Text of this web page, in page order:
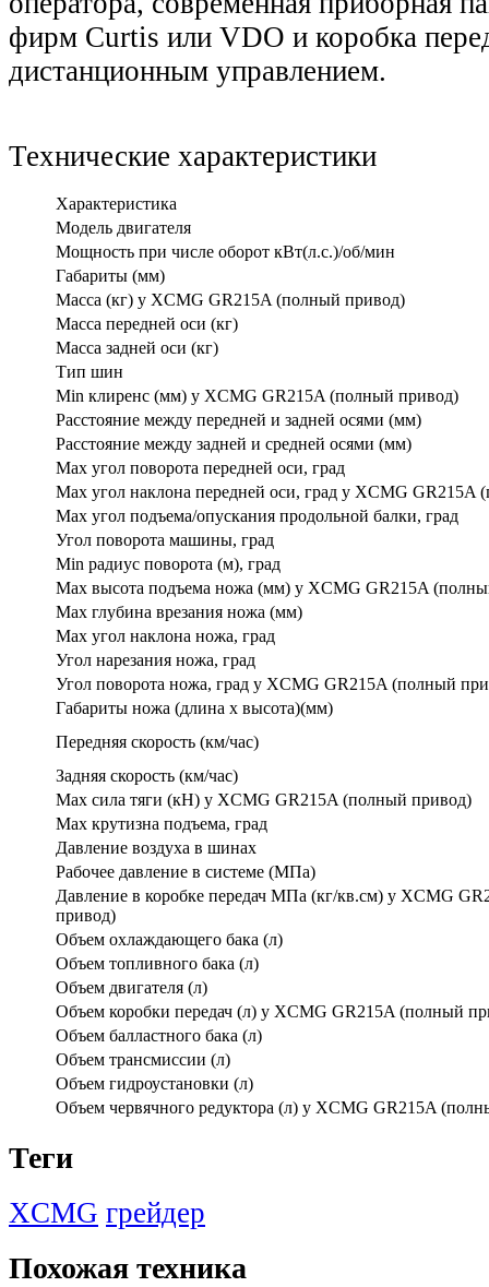
фирм Curtis или VDO и коробка
дистанционным управлением.
Технические характеристики
Характеристика
Модель двигателя
Мощность при числе оборот кВт(л.с.)/об/мин
Габариты (мм)
Масса (кг) у XCMG GR215A (полный привод)
Масса передней оси (кг)
Масса задней оси (кг)
Тип шин
Min клиренс (мм) у XCMG GR215A (полный привод)
Расстояние между передней и задней осями (мм)
Расстояние между задней и средней осями (мм)
Max угол поворота передней оси, град
Max угол наклона передней оси, град у XCMG GR215A
Max угол подъема/опускания продольной балки, град
Угол поворота машины, град
Min радиус поворота (м), град
Max высота подъема ножа (мм) у XCMG GR215A
Max глубина врезания ножа (мм)
Max угол наклона ножа, град
Угол нарезания ножа, град
Угол поворота ножа, град у XCMG GR215A (полный
Габариты ножа (длина х высота)(мм)
Передняя скорость (км/час)
Задняя скорость (км/час)
Max сила тяги (кН) у XCMG GR215A (полный привод)
Max крутизна подъема, град
Давление воздуха в шинах
Рабочее давление в системе (МПа)
Давление в коробке передач МПа (кг/кв.см) у XCMG
привод)
Объем охлаждающего бака (л)
Объем топливного бака (л)
Объем двигателя (л)
Объем коробки передач (л) у XCMG GR215A (полный
Объем балластного бака (л)
Объем трансмиссии (л)
Объем гидроустановки (л)
Объем червячного редуктора (л) у XCMG GR215A
Теги
XCMG грейдер
Похожая техника